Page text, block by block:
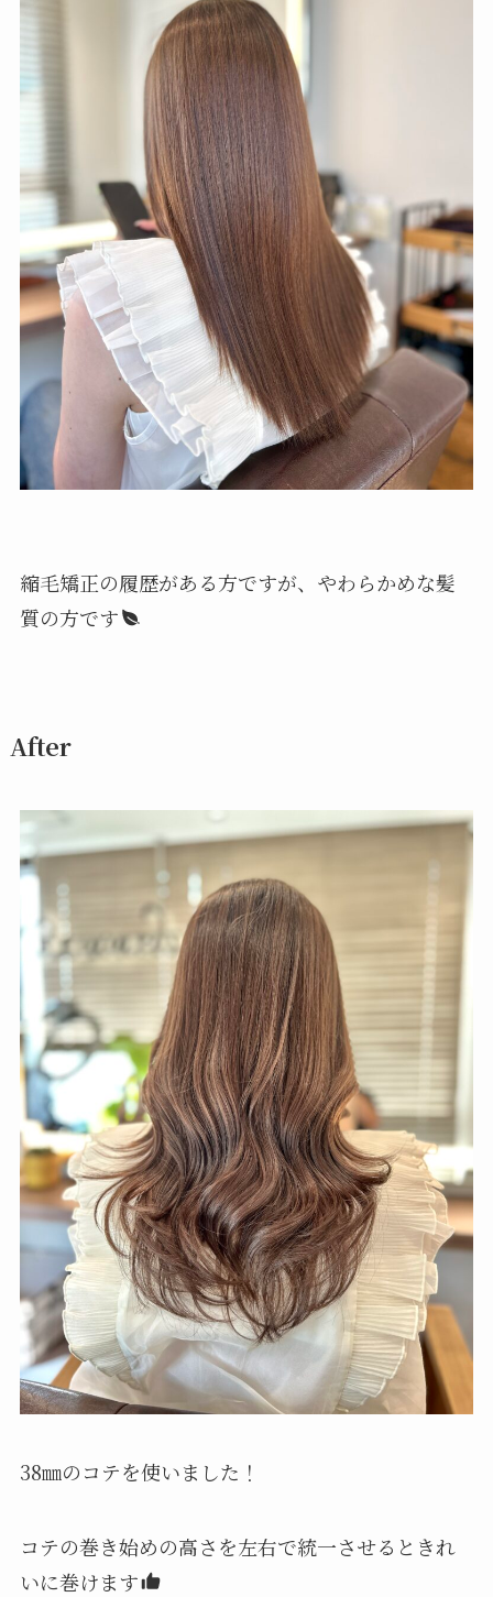
縮毛矯正の履歴がある方ですが、やわらかめな髪
質の方です
After
38㎜のコテを使いました！
コテの巻き始めの高さを左右で統一させるときれ
いに巻けます